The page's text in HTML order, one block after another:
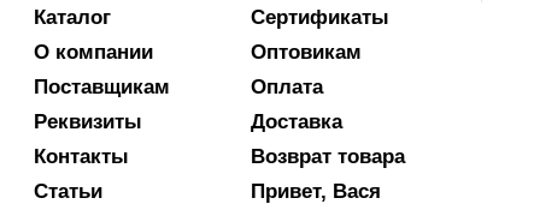
Каталог
О компании
Поставщикам
Реквизиты
Контакты
Статьи
Сертификаты
Оптовикам
Оплата
Доставка
Возврат товара
Привет, Вася